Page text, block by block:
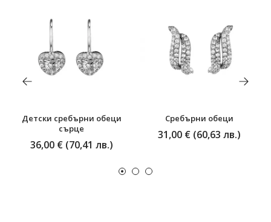
Детски сребърни обеци
сърце
36,00 € (70,41 лв.)
Сребърни обеци
31,00 € (60,63 лв.)